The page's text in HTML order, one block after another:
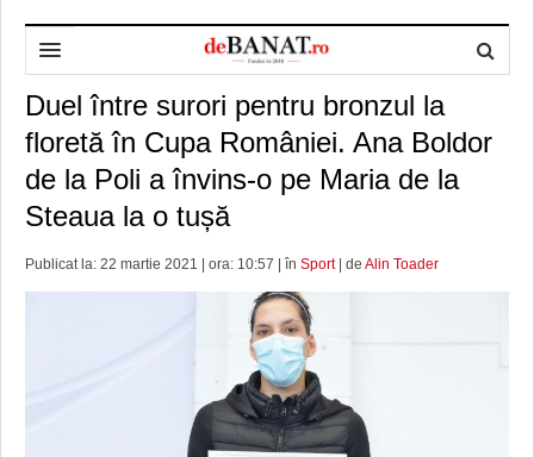
HOME
DESPRE NOI
POLITICA DE CONFIDENȚIALITATE
ADMINISTRAȚIE
PREFECTURA TIMIŞ
POLI TIMISOARA
OPINII
ETICA LUCIDITĂȚII ASISTATE
JURNAL DE CAMPANIE
ULTRAMARIN VA RECOMANDA
Duel între surori pentru bronzul la
floretă în Cupa României. Ana Boldor
de la Poli a învins-o pe Maria de la
Steaua la o tușă
Publicat la: 22 martie 2021 | ora: 10:57 | în Sport| de Alin Toader